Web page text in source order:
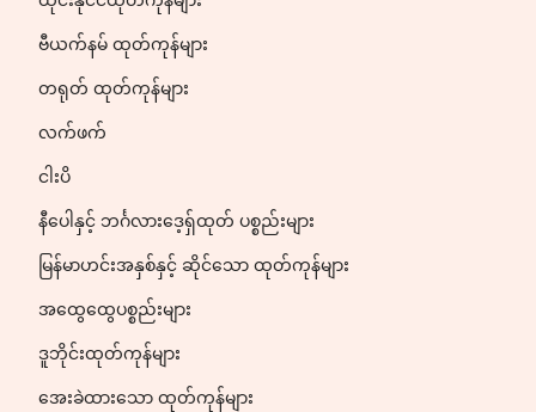
ဗီယက်နမ် ထုတ်ကုန်များ
တရုတ် ထုတ်ကုန်များ
လက်ဖက်
ငါးပိ
နီပေါနှင့် ဘင်္ဂလားဒေ့ရှ်ထုတ် ပစ္စည်းများ
မြန်မာဟင်းအနှစ်နှင့် ဆိုင်သော ထုတ်ကုန်များ
အထွေထွေပစ္စည်းများ
ဒူဘိုင်းထုတ်ကုန်များ
အေးခဲထားသော ထုတ်ကုန်များ